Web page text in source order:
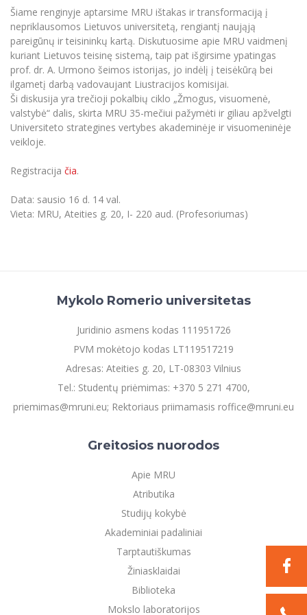
Universiteto teatras
MRU pop vokalinis ansamblis (vadovas Artūras
Novikas)
MRU merginų choras
Neformaliuoju ir (ar) savišvietos būdu įgytų
kompetencijų vertinimas ir pripažinimas
Studijų organizavimas
Erasmus+ mobilumas praktikoms (SMP)
Kitos galimybės
Partnerystės
Azijos centras
Vilniaus Karaliaus Sedžiongo institutas
Frankofoniškų šalių studijų centras
Emocinė gerovė
Mokslo laboratorijos
Žmogaus, aplinkos ir technologijų (HET)
Doktorantūra
Projektai
Akademinė leidyba
Kasmetiniai mokslo renginiai
Veiklos dokumentai
Akademinė etika
Darbas MRU
Universiteto simbolika
Atributika
Studentams
Partnerystės
Azijos centras
Vilniaus Karaliaus Sedžiongo institutas
Azijos centras
Vilniaus Karaliaus Sedžiongo institutas
Frankofoniškų šalių studijų centras
Darnus vystymasis
Viešai skelbiama informacija
Parama Ukrainai
Civilinė sauga
Korupcijos prevencija
Sūduvos akademija
Tinklalaidės
Bakalauro studijos
Magistrantūros studijos
Vadovų MBA
Švietimo ir kultūros vadovų MPA
Teisės LL.M.
Profesinės bakalauro studijos
Personalo valdymo centras
Privačių interesų deklaravimas
Studijų tvarkaraštis
Daugiafaktorinė autentifikacija universiteto
darbuotojams (MFA)
Mokslininkų profiliai "CRIS"
Bendruomenės gerovė
MRU norminių teisės aktų duomenų bazė
Šiame renginyje aptarsime MRU ištakas ir transformaciją į
nepriklausomos Lietuvos universitetą, rengiantį naująją
pareigūnų ir teisininkų kartą. Diskutuosime apie MRU vaidmenį
kuriant Lietuvos teisinę sistemą, taip pat išgirsime ypatingas
prof. dr. A. Urmono šeimos istorijas, jo indėlį į teisėkūrą bei
ilgametį darbą vadovaujant Liustracijos komisijai.
Ši diskusija yra trečioji pokalbių ciklo „Žmogus, visuomenė,
valstybė“ dalis, skirta MRU 35-mečiui pažymėti ir giliau apžvelgti
Universiteto strategines vertybes akademinėje ir visuomeninėje
veikloje.
Registracija čia.
Data: sausio 16 d. 14 val.
Vieta: MRU, Ateities g. 20, I- 220 aud. (Profesoriumas)
Mykolo Romerio universitetas
Juridinio asmens kodas 111951726
PVM mokėtojo kodas LT119517219
Adresas: Ateities g. 20, LT-08303 Vilnius
Tel.: Studentų priėmimas: +370 5 271 4700,
priemimas@mruni.eu; Rektoriaus priimamasis roffice@mruni.eu
Greitosios nuorodos
Apie MRU
Atributika
Studijų kokybė
Akademiniai padaliniai
Tarptautiškumas
Žiniasklaidai
Biblioteka
Mokslo laboratorijos